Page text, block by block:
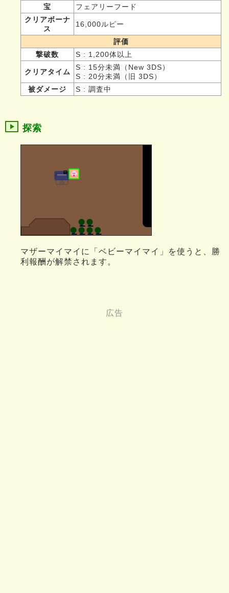
宝
フェアリーフード
クリアボーナ
ス
16,000ルピー
評価
撃破数
S : 1,200体以上
クリアタイム
S : 15分未満（New 3DS）
S : 20分未満（旧 3DS）
被ダメージ
S : 調査中
探索
マザーマイマイに「ベビーマイマイ」を使うと、勝
利報酬が解禁されます。